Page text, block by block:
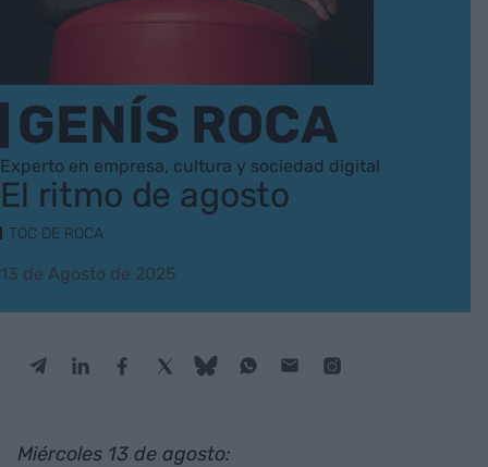
GENÍS ROCA
Experto en empresa, cultura y sociedad digital
El ritmo de agosto
TOC DE ROCA
13 de Agosto de 2025
Miércoles 13 de agosto: